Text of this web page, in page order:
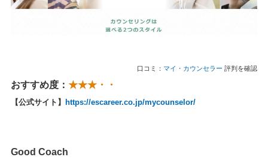
口コミ： マイ・カウンセラー 評判を確認
おすすめ度： ★★★・・
【公式サイト】 https://escareer.co.jp/mycounselor/
Good Coach